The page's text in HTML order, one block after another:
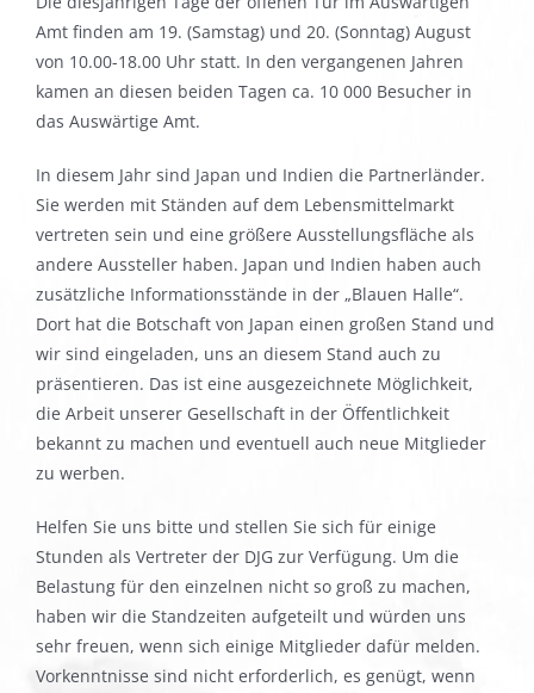
Amt finden am 19. (Samstag) und 20. (Sonntag) August
von 10.00-18.00 Uhr statt. In den vergangenen Jahren
kamen an diesen beiden Tagen ca. 10 000 Besucher in
das Auswärtige Amt.
In diesem Jahr sind Japan und Indien die Partnerländer.
Sie werden mit Ständen auf dem Lebensmittelmarkt
vertreten sein und eine größere Ausstellungsfläche als
andere Aussteller haben. Japan und Indien haben auch
zusätzliche Informationsstände in der „Blauen Halle“.
Dort hat die Botschaft von Japan einen großen Stand und
wir sind eingeladen, uns an diesem Stand auch zu
präsentieren. Das ist eine ausgezeichnete Möglichkeit,
die Arbeit unserer Gesellschaft in der Öffentlichkeit
bekannt zu machen und eventuell auch neue Mitglieder
zu werben.
Helfen Sie uns bitte und stellen Sie sich für einige
Stunden als Vertreter der DJG zur Verfügung. Um die
Belastung für den einzelnen nicht so groß zu machen,
haben wir die Standzeiten aufgeteilt und würden uns
sehr freuen, wenn sich einige Mitglieder dafür melden.
Vorkenntnisse sind nicht erforderlich, es genügt, wenn